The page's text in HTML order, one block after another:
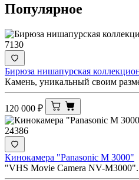
Популярное
7130
Бирюза нишапурская
Камень, уникальный своим
120 000 ₽
24386
Кинокамера "Panasonic M 3000"
"VHS Movie Camera NV-